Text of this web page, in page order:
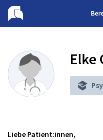
B
Elke
Liebe Patient:innen,